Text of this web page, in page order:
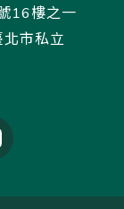
16樓之一
市私立